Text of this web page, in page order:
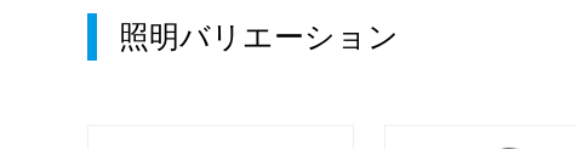
照明バリエーション